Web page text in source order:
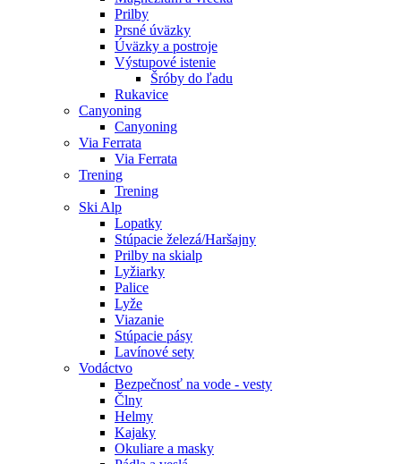
Prilby
Prsné úväzky
Úväzky a postroje
Výstupové istenie
Šróby do ľadu
Rukavice
Canyoning
Canyoning
Via Ferrata
Via Ferrata
Trening
Trening
Ski Alp
Lopatky
Stúpacie železá/Haršajny
Prilby na skialp
Lyžiarky
Palice
Lyže
Viazanie
Stúpacie pásy
Lavínové sety
Vodáctvo
Bezpečnosť na vode - vesty
Člny
Helmy
Kajaky
Okuliare a masky